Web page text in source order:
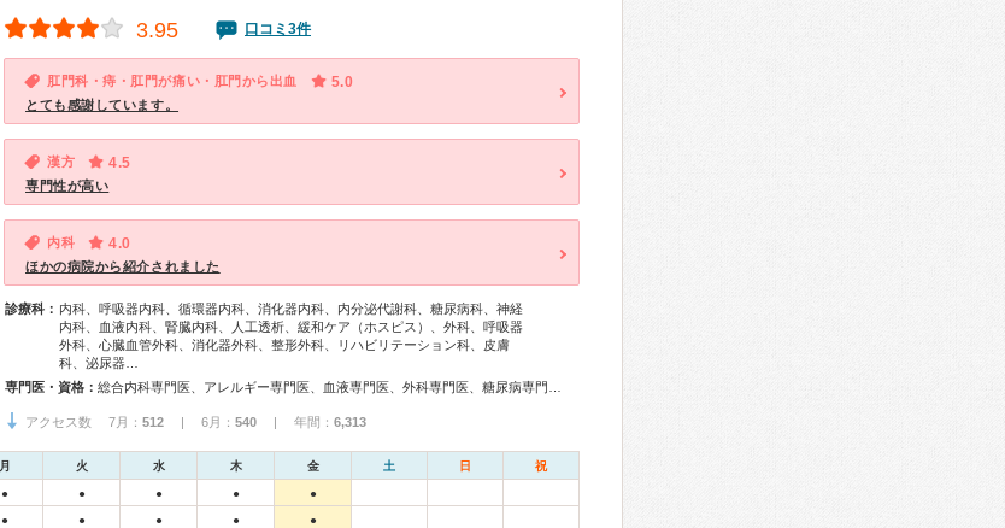
3.95 口コミ3件
肛門科・痔・肛門が痛い・肛門から出血 5.0
とても感謝しています。
漢方 4.5
専門性が高い
内科 4.0
ほかの病院から紹介されました
診療科： 内科、呼吸器内科、循環器内科、消化器内科、内分泌代謝科、糖尿病科、神経
内科、血液内科、腎臓内科、人工透析、緩和ケア（ホスピス）、外科、呼吸器
外科、心臓血管外科、消化器外科、整形外科、リハビリテーション科、皮膚
科、泌尿器…
専門医・資格：
アクセス数 7月： 512 | 6月： 540 | 年間： 6,313
月 火 水 木 金 土 日 祝
● ● ● ● ●
● ● ● ● ●